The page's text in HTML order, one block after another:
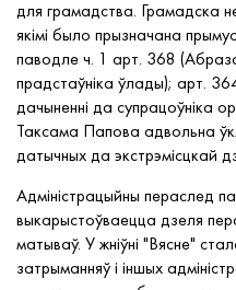
для грамадства. Грамадска
якімі было прызначана
паводле ч. 1 арт. 368
прадстаўніка ўлады); арт.
дачыненні да супрацоўніка
Таксама Папова адвольна
датычных да экстрэмісцкай
Адміністрацыйны пераслед
выкарыстоўваецца дзеля
матываў. У жніўні "Вясне"
затрыманняў і іншых